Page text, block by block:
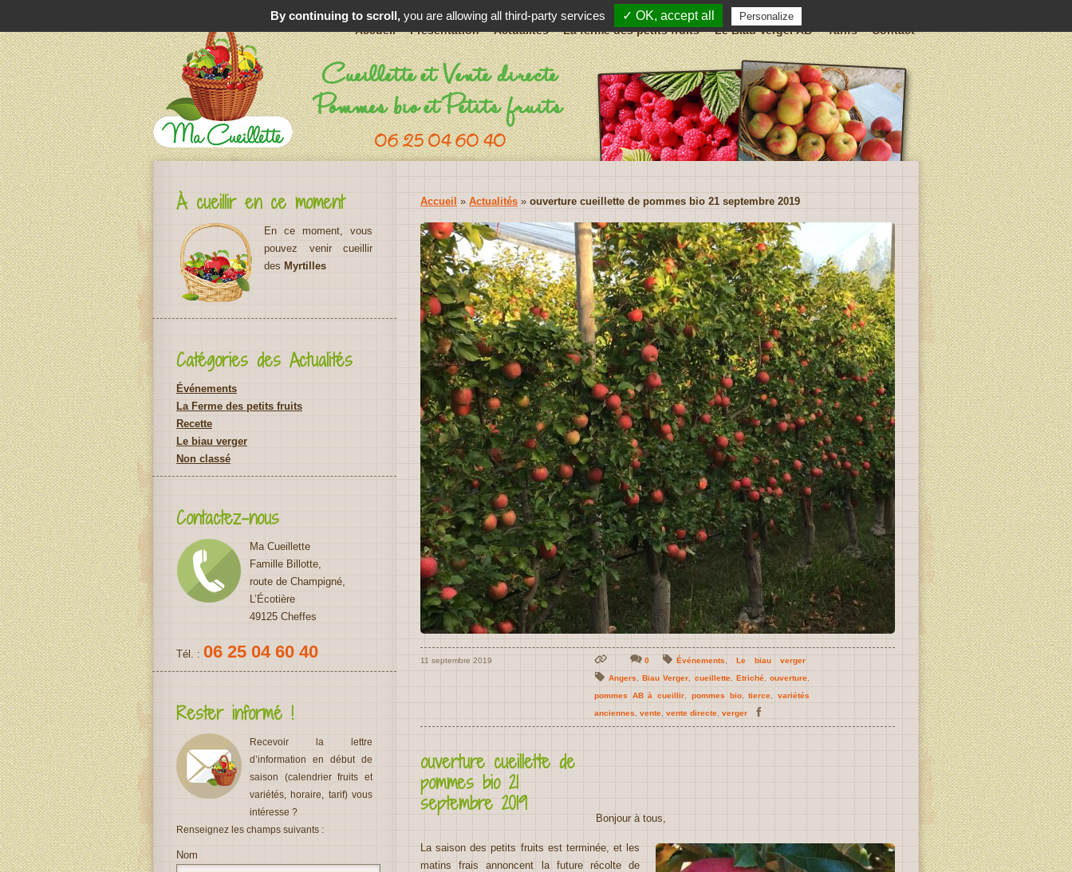
Cueillette et Vente directe
Pommes bio et Petits fruits
06 25 04 60 40
Accueil Présentation Actualités La ferme des petits fruits Le Biau Verger AB Tarifs Contact
Accueil » Actualités » ouverture cueillette de pommes bio 21 septembre 2019
11 septembre 2019 0 Événements
Le biau verger
Angers ,Biau Verger cueillette, Etriché,ouverture
pommes AB à cueillir
pommes bio,tierce ,variétés
anciennes
vente vente directe verger
ouverture cueillette de
pommes bio 21
septembre 2019
Bonjour à tous,
La saison des petits fruits est terminée, et les
matins frais annoncent la future récolte de
À cueillir en ce moment
En ce moment, vous
pouvez venir cueillir
des Myrtilles
Catégories des Actualités
Événements
La Ferme des petits fruits
Recette
Le biau verger
Non classé
Contactez-nous
Ma Cueillette
Famille Billotte,
route de Champigné,
L’Écotière
49125 Cheffes
Tél. : 06 25 04 60 40
Rester informé !
Recevoir la lettre
d’information en début de
saison (calendrier fruits et
variétés, horaire, tarif) vous
intéresse ?
Renseignez les champs suivants :
Nom
By continuing to scroll,you are allowing all third-party services ✓ OK, accept all Personalize